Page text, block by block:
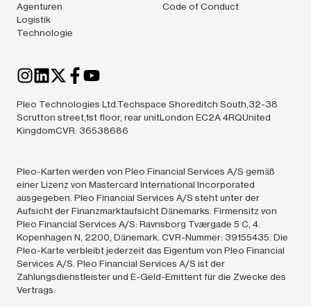
Agenturen
Logistik
Technologie
Code of Conduct
Pleo Technologies Ltd.Techspace Shoreditch South,32-38
Scrutton street,1st floor, rear unitLondon EC2A 4RQUnited
KingdomCVR: 36538686
Pleo-Karten werden von Pleo Financial Services A/S gemäß
einer Lizenz von Mastercard International Incorporated
ausgegeben. Pleo Financial Services A/S steht unter der
Aufsicht der Finanzmarktaufsicht Dänemarks. Firmensitz von
Pleo Financial Services A/S: Ravnsborg Tværgade 5 C, 4.
Kopenhagen N, 2200, Dänemark. CVR-Nummer: 39155435. Die
Pleo-Karte verbleibt jederzeit das Eigentum von Pleo Financial
Services A/S. Pleo Financial Services A/S ist der
Zahlungsdienstleister und E-Geld-Emittent für die Zwecke des
Vertrags.